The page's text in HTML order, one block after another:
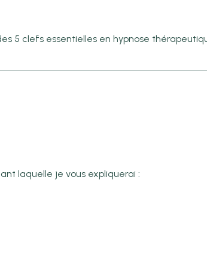
5 clefs essentielles en hypnose
laquelle je vous expliquerai :